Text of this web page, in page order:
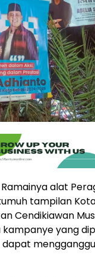
alat
tampilan
Cendikiawan
yang